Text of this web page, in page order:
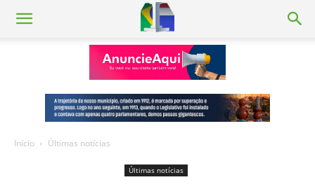
Início Últimas notícias
Últimas notícias